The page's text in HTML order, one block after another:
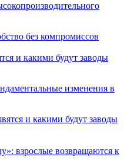
и какими будут заводы
изменения в
взрослые возвращаются к